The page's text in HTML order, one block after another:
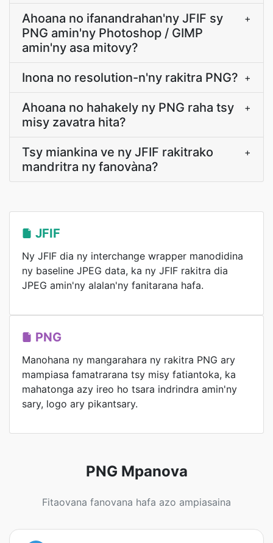
Ahoana no ifanandrahan'ny JFIF sy
PNG amin'ny Photoshop / GIMP
amin'ny asa mitovy?
+
Inona no resolution-n'ny rakitra PNG? +
Ahoana no hahakely ny PNG raha tsy
misy zavatra hita?
+
Tsy miankina ve ny JFIF rakitrako
mandritra ny fanovàna?
+
JFIF
Ny JFIF dia ny interchange wrapper manodidina
ny baseline JPEG data, ka ny JFIF rakitra dia
JPEG amin'ny alalan'ny fanitarana hafa.
PNG
Manohana ny mangarahara ny rakitra PNG ary
mampiasa famatrarana tsy misy fatiantoka, ka
mahatonga azy ireo ho tsara indrindra amin'ny
sary, logo ary pikantsary.
PNG Mpanova
Fitaovana fanovana hafa azo ampiasaina